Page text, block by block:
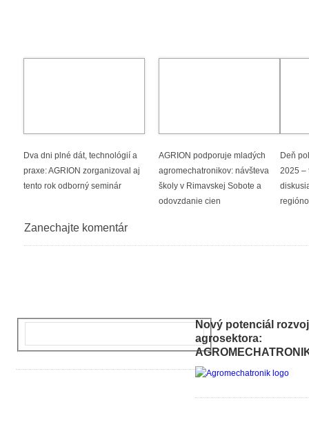
Dva dni plné dát, technológií a
praxe: AGRION zorganizoval aj
tento rok odborný seminár
AGRION podporuje mladých
agromechatronikov: návšteva
školy v Rimavskej Sobote a
odovzdanie cien
Deň
2025 –
Zanechajte komentár
Nový potenciál
agrosektora: